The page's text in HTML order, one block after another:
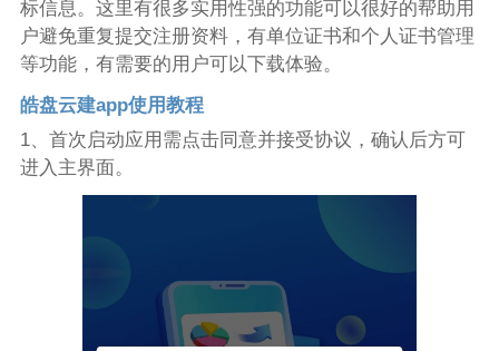
标信息。这里有很多实用性强的功能可以很好的帮助用
户避免重复提交注册资料，有单位证书和个人证书管理
等功能，有需要的用户可以下载体验。
皓盘云建app使用教程
1、首次启动应用需点击同意并接受协议，确认后方可
进入主界面。